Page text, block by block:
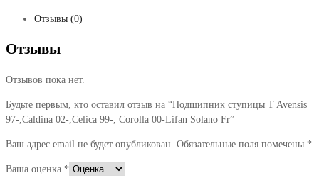
Отзывы (0)
Отзывы
Отзывов пока нет.
Будьте первым, кто оставил отзыв на “Подшипник ступицы T Avensis
97-,Caldina 02-,Celica 99-, Corolla 00-Lifan Solano Fr”
Ваш адрес email не будет опубликован. Обязательные поля помечены *
Ваша оценка *